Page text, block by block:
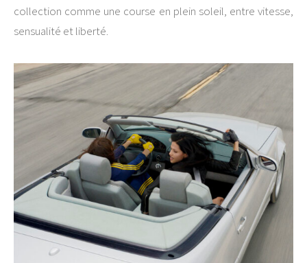
collection comme une course en plein soleil, entre vitesse,
sensualité et liberté.